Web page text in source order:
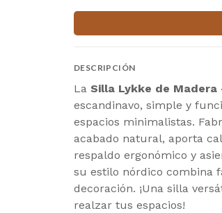
DESCRIPCIÓN
La Silla Lykke de
escandinavo, simple y
espacios minimalistas.
acabado natural, aporta
respaldo ergonómico y
su estilo nórdico combina
decoración. ¡Una silla
realzar tus espacios!